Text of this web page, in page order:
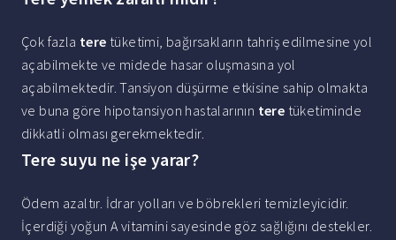
Çok fazla tere tüketimi, bağırsakların tahriş edilmesine yol
açabilmekte ve midede hasar oluşmasına yol
açabilmektedir. Tansiyon düşürme etkisine sahip olmakta
ve buna göre hipotansiyon hastalarının tere tüketiminde
dikkatli olması gerekmektedir.
Tere suyu ne işe yarar?
Ödem azaltır. İdrar yolları ve böbrekleri temizleyicidir.
İçerdiği yoğun A vitamini sayesinde göz sağlığını destekler.